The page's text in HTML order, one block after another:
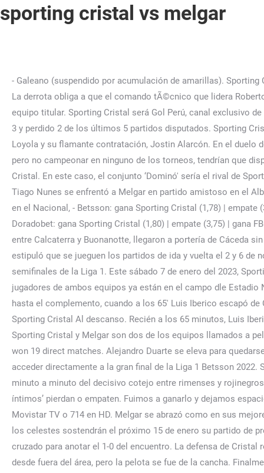
sporting cristal vs melgar
- Galeano (suspendido por acumulación de amarillas). Sporting Cristal hará de local en el estadio Nacional y no en el estadio Alberto Gallardo. El rebote quedó en el área e Iberico conectó. La derrota obliga a que el comando tÃ©cnico que lidera Roberto Mosquera tenga que salir con todo desde el inicio del partido y para ello se contempla la vuelta de Yoshimar YotÃºn al equipo titular. Sporting Cristal será Gol Perú, canal exclusivo de Movistar que cuenta con los derechos de transmisión de la mayoría de cotejos de la Liga 1 2022. Sporting Cristal ha ganado 3 y perdido 2 de los últimos 5 partidos disputados. Sporting Cristal fue el que mostró un mejor funcionamiento y lo dejó muy en claro con los goles de Rafael Lutiger, Leandro Sosa, Nilson Loyola y su flamante contratación, Jostin Alarcón. En el duelo de ida, Melgar venció 2-0 a Sporting Cristal con doblete de Luis Iberico. Por ahora, los celestes, al ser líderes del acumulado pero no campeonar en ninguno de los torneos, tendrían que disputar las semifinales. Ambas escuadras buscan el pase a la final nacional 2022. Luis Iberico anotó el 2-0 ante Sporting Cristal. En este caso, el conjunto ‘Dominó' sería el rival de Sporting Cristal por las semifinales de la Liga 1. Este domingo 6 de noviembre. Este sábado, el equipo dirigido por el brasileño Tiago Nunes se enfrentó a Melgar en partido amistoso en el Alberto Gallardo. Bruno Pérez será el juez principal. El conjunto rojinegro ganó 2-0 en Arequipa y buscará sellar su pase a final en el Nacional, - Betsson: gana Sporting Cristal (1,78) | empate (3,70) | gana FBC Melgar (4,15), - Inkabet: gana Sporting Cristal (1,83) | empate (3,80) | gana FBC Melgar (4,20), - Doradobet: gana Sporting Cristal (1,80) | empate (3,75) | gana FBC Melgar (4,25), - Meridianbet: gana Sporting Cristal (1,79) | empate (3,58) | gana FBC Melgar (4,08). En una jugada colectiva entre Calcaterra y Buonanotte, llegaron a portería de Cáceda sin mucho peligro. La situaciÃ³n hace que el equipo deba ser mÃ¡s arriesgado y aquÃ­ te contamos todos los detalles. Se estipuló que se jueguen los partidos de ida y vuelta el 2 y 6 de noviembre respectivamente. Grupo El Comercio - Todos los derechos reservados, Sporting Cristal y Melgar jugarán las semifinales de la Liga 1. Este sábado 7 de enero del 2023, Sporting Cristal goleó 4-0 a FBC Melgar en un amistoso de pretemporada disputado en el estadio Alberto Gallardo del … Los jugadores de ambos equipos ya están en el campo dle Estadio Nacional, Así luce el Estadio Nacional en la previa del partido entre Sporting Cristal vs Melgar. El marcador no se movió hasta el complemento, cuando a los 65' Luis Iberico escapó de Calcaterra y conectó de cabeza para abrir la cuenta. No pasó de un susto. Ingresa el cuerpo médico de Sporting Cristal. Sporting Cristal Al descanso. Recién a los 65 minutos, Luis Iberico puso el 1-0 tras ganar de cabeza en un tiro de esquina. FBC Melgar average scored goals per match in season 2023. Sporting Cristal y Melgar son dos de los equipos llamados a pelear el título de la Liga 1.Ambos se enfrentaron en un duelo amistoso que fue, largamente, favorable para … Sporting Cristal won 19 direct matches. Alejandro Duarte se eleva para quedarse con la pelota tras un centro a su área. Sporting Cristal deberá ganarle a FBC Melgar por